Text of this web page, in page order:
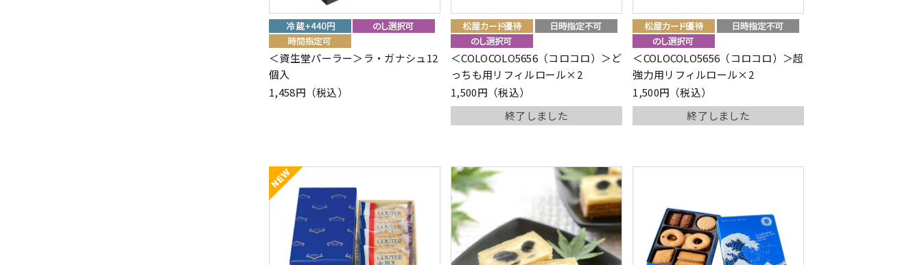
＜資生堂パーラー＞ラ・ガナシュ12
個入
1,458円（税込）
＜COLOCOLO5656（コロコロ）＞ど
っちも用リフィルロール×2
1,500円（税込）
終了しました
＜COLOCOLO5656（コロコロ）＞超
強力用リフィルロール×2
1,500円（税込）
終了しました